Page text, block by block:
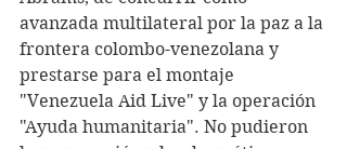
avanzada multilateral por la paz a la
frontera colombo-venezolana y
prestarse para el montaje
"Venezuela Aid Live" y la operación
"Ayuda humanitaria". No pudieron